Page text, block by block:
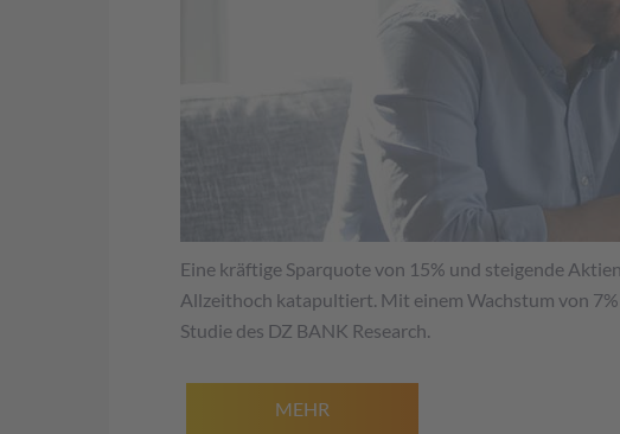
Eine kräftige Sparquote von 15% und steigende
Allzeithoch katapultiert. Mit einem Wachstum von
Studie des DZ BANK Research.
MEHR